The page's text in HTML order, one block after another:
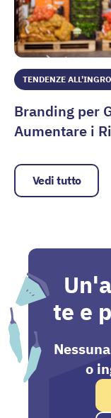
TENDENZE
Branding per
Aumentare i
Vedi tutto
te e
o